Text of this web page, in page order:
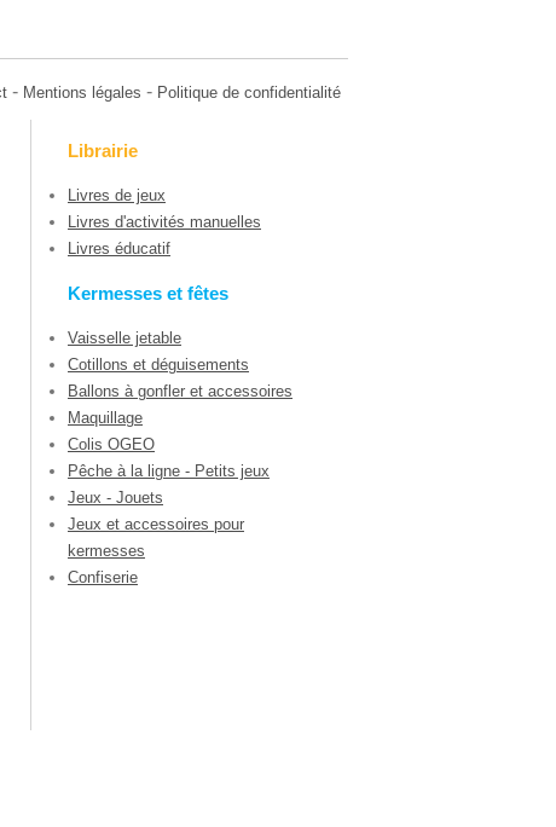
- Mentions légales - Politique de confidentialité
Librairie
Livres de jeux
Livres d'activités manuelles
Livres éducatif
Kermesses et fêtes
Vaisselle jetable
Cotillons et déguisements
Ballons à gonfler et accessoires
Maquillage
Colis OGEO
Pêche à la ligne - Petits jeux
Jeux - Jouets
Jeux et accessoires pour
kermesses
Confiserie